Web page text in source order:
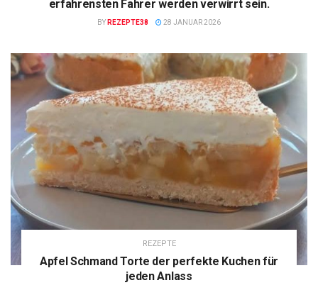
erfahrensten Fahrer werden verwirrt sein.
BY REZEPTE38 28 JANUAR 2026
REZEPTE
Apfel Schmand Torte der perfekte Kuchen für
jeden Anlass